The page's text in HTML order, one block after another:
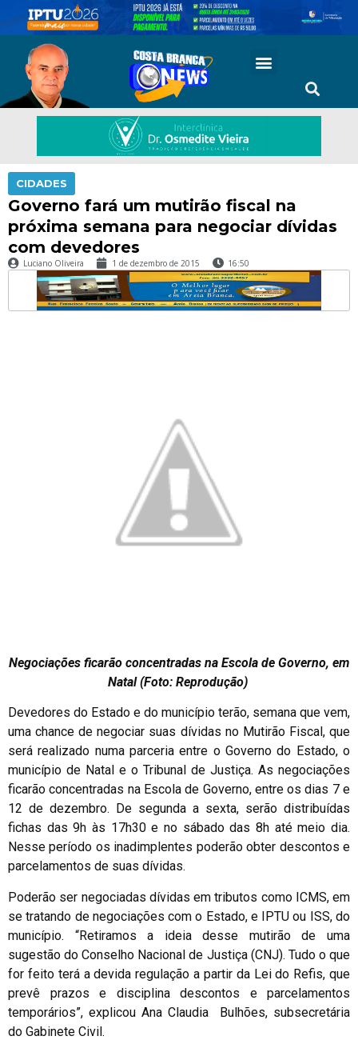
CIDADES
Governo fará um mutirão fiscal na
próxima semana para negociar dívidas
com devedores
Luciano Oliveira 1 de dezembro de 2015 16:50
Negociações ficarão concentradas na Escola de Governo, em
Natal (Foto: Reprodução)
Devedores do Estado e do município terão, semana que vem,
uma chance de negociar suas dívidas no Mutirão Fiscal, que
será realizado numa parceria entre o Governo do Estado, o
município de Natal e o Tribunal de Justiça. As negociações
ficarão concentradas na Escola de Governo, entre os dias 7 e
12 de dezembro. De segunda a sexta, serão distribuídas
fichas das 9h às 17h30 e no sábado das 8h até meio dia.
Nesse período os inadimplentes poderão obter descontos e
parcelamentos de suas dívidas.
Poderão ser negociadas dívidas em tributos como ICMS, em
se tratando de negociações com o Estado, e IPTU ou ISS, do
município. “Retiramos a ideia desse mutirão de uma
sugestão do Conselho Nacional de Justiça (CNJ). Tudo o que
for feito terá a devida regulação a partir da Lei do Refis, que
prevê prazos e disciplina descontos e parcelamentos
temporários”, explicou Ana Claudia Bulhões, subsecretária
do Gabinete Civil.